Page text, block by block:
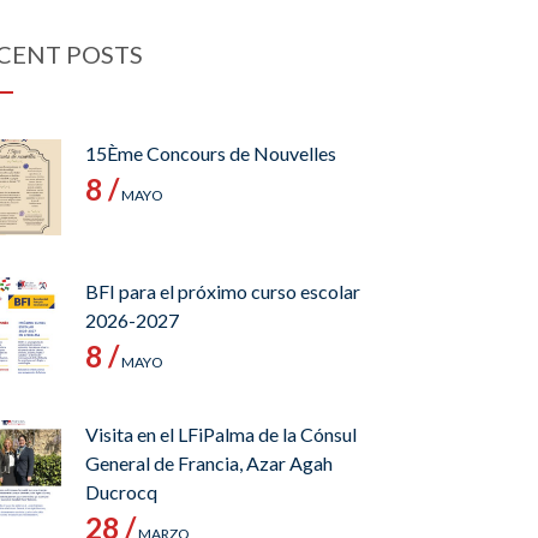
POSTS
15Ème Concours de Nouvelles
8 /MAYO
BFI para el próximo curso escolar
2026-2027
8 /MAYO
Visita en el LFiPalma de la Cónsul
General de Francia, Azar Agah
Ducrocq
28 /MARZO